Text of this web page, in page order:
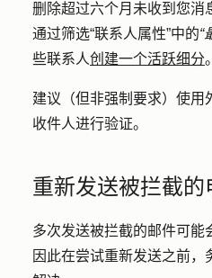
删除超过六个月未收到您消
通过筛选“联系人属性”中的“
些联系人创建一个活跃细分。
建议（但非强制要求）使用
收件人进行验证。
重新发送被拦截的
多次发送被拦截的邮件可能
因此在尝试重新发送之前，